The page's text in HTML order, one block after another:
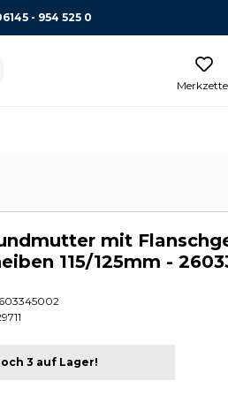
- 954 525 0
mit
115/125mm -
3 auf Lager!